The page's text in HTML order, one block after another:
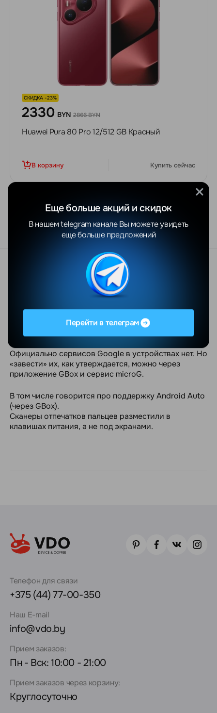
СКИДКА -23%
2330 BYN 2866 BYN
Huawei Pura 80 Pro 12/512 GB Красный
В корзину Купить сейчас
Все трио получило оболочку EMUI 15 — ее
установили поверх Android (точная версия не
иUltraподдерживают eSIM-карты.
Устройства защищены от воды и пыли по
Официально сервисов Google в устройствах нет. Но
«завести» их, как утверждается, можно через
приложение GBox и сервис microG.
В том числе говорится про поддержку Android Auto
(через GBox).
Сканеры отпечатков пальцев разместили в
клавишах питания, а не под экранами.
Телефон для связи
+375 (44) 77-00-350
Наш E-mail
info@vdo.by
Прием заказов:
Пн - Вск: 10:00 - 21:00
Прием заказов через корзину:
Круглосуточно
Перейти в телеграм
Еще больше акций и скидок
В нашем telegram канале Вы можете увидеть
еще больше предложений